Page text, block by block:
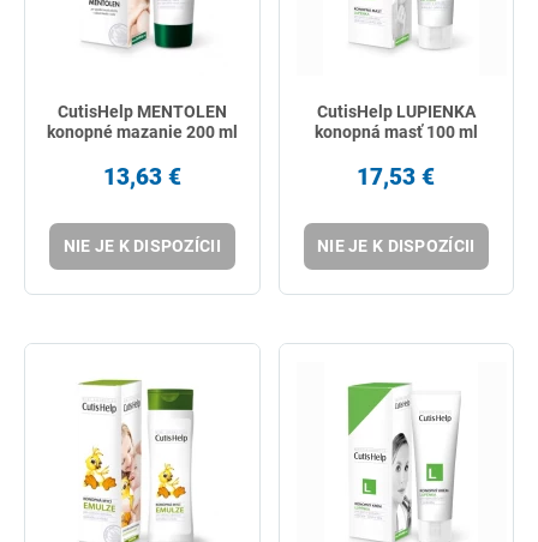
CutisHelp MENTOLEN
konopné mazanie 200 ml
13,63 €
NIE JE K DISPOZÍCII
CutisHelp LUPIENKA
konopná masť 100 ml
17,53 €
NIE JE K DISPOZÍCII